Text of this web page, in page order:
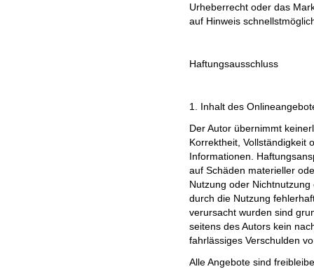
Urheberrecht oder das
auf Hinweis
Haftungsausschluss
1. Inhalt des
Der Autor übernimmt
Korrektheit, Vollständigkeit
Informationen.
auf Schäden materieller
Nutzung oder
durch die Nutzung
verursacht wurden sind
seitens des Autors kein
fahrlässiges Verschulden
Alle Angebote sind